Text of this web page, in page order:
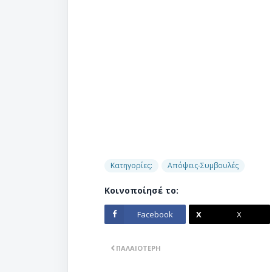
Κατηγορίες: Απόψεις-Συμβουλές
Κοινοποίησέ το:
Facebook
X
ΠΑΛΑΙΌΤΕΡΗ